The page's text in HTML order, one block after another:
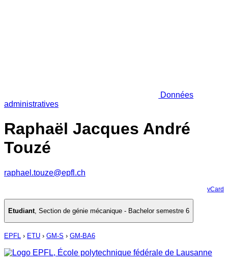
Données
administratives
Raphaël Jacques André
Touzé
raphael.touze@epfl.ch
vCard
Etudiant, Section de génie mécanique - Bachelor semestre 6
EPFL › ETU › GM-S › GM-BA6